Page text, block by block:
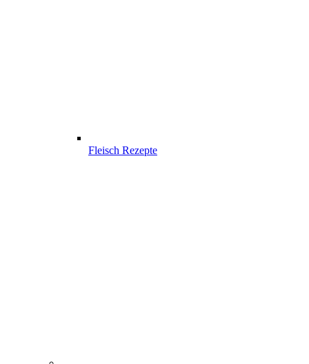
Fleisch Rezepte